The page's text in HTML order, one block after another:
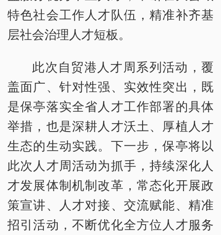
特色社会工作人才队伍，精准补齐基
层社会治理人才短板。
此次自贸港人才周系列活动，覆
盖面广、针对性强、实效性突出，既
是保亭落实全省人才工作部署的具体
举措，也是深耕人才沃土、厚植人才
生态的生动实践。下一步，保亭将以
此次人才周活动为抓手，持续深化人
才发展体制机制改革，常态化开展政
策宣讲、人才对接、交流赋能、精准
招引活动，不断优化全方位人才服务